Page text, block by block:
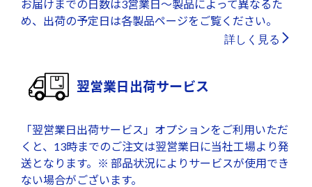
お届けまでの日数は3営業日～製品によって異なるた
め、出荷の予定日は各製品ページをご覧ください。
詳しく見る
翌営業日出荷サービス
「翌営業日出荷サービス」オプションをご利用いただ
くと、13時までのご注文は翌営業日に当社工場より発
送となります。※ 部品状況によりサービスが使用でき
ない場合がございます。